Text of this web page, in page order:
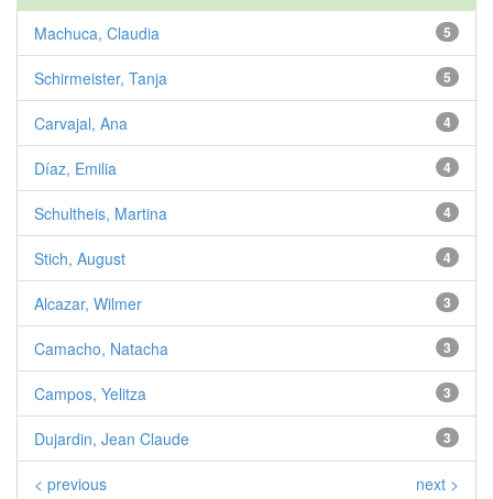
5
Machuca, Claudia
5
Schirmeister, Tanja
4
Carvajal, Ana
4
Díaz, Emilia
4
Schultheis, Martina
4
Stich, August
3
Alcazar, Wilmer
3
Camacho, Natacha
3
Campos, Yelitza
3
Dujardin, Jean Claude
< previous next >